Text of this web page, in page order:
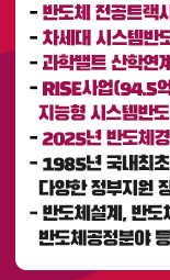
하루안보기 전
[2025학년도 2
취업정보